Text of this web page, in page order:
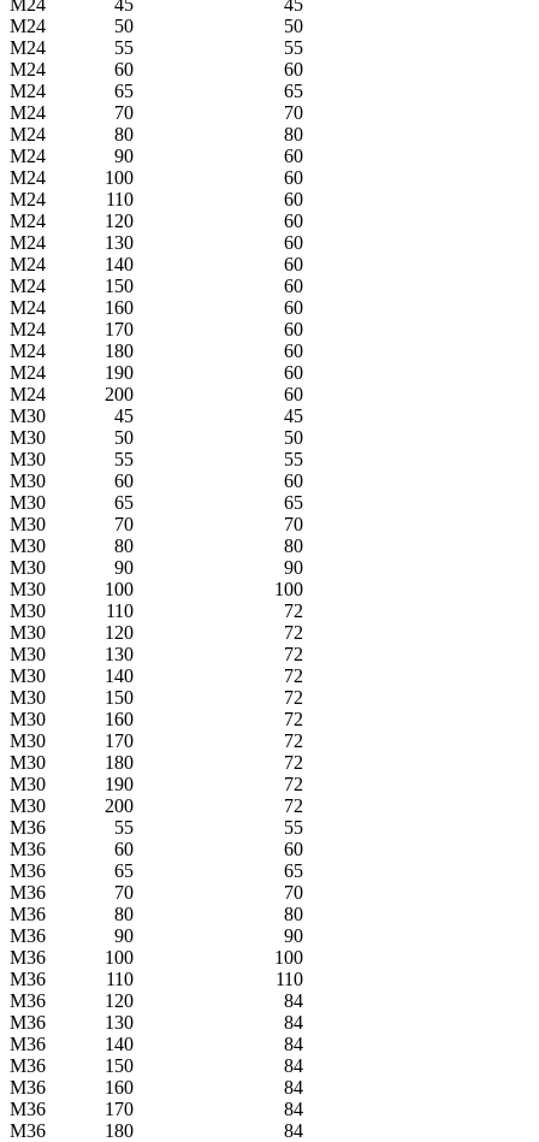
M24
50
50
M24
55
55
M24
60
60
M24
65
65
M24
70
70
M24
80
80
M24
90
60
M24
100
60
M24
110
60
M24
120
60
M24
130
60
M24
140
60
M24
150
60
M24
160
60
M24
170
60
M24
180
60
M24
190
60
M24
200
60
M30
45
45
M30
50
50
M30
55
55
M30
60
60
M30
65
65
M30
70
70
M30
80
80
M30
90
90
M30
100
100
M30
110
72
M30
120
72
M30
130
72
M30
140
72
M30
150
72
M30
160
72
M30
170
72
M30
180
72
M30
190
72
M30
200
72
M36
55
55
M36
60
60
M36
65
65
M36
70
70
M36
80
80
M36
90
90
M36
100
100
M36
110
110
M36
120
84
M36
130
84
M36
140
84
M36
150
84
M36
160
84
M36
170
84
M36
180
84